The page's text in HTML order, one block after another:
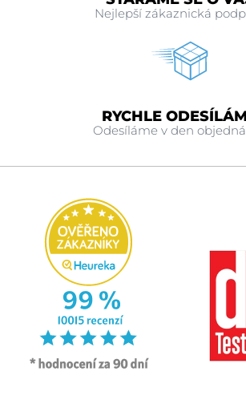
Nejlepší zákaznická
RYCHLE
Odesíláme v den